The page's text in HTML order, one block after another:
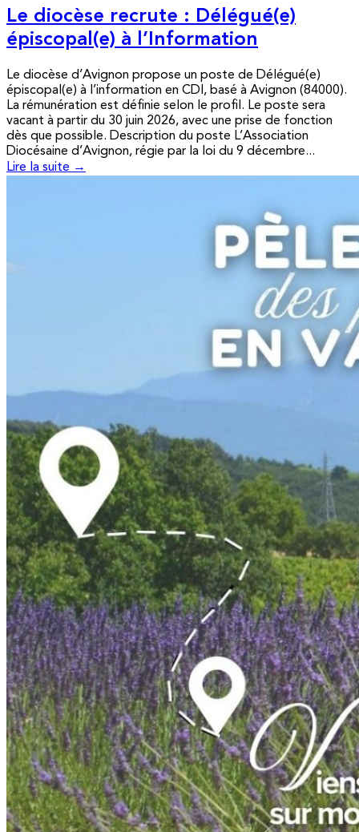
Le diocèse recrute : Délégué(e)
épiscopal(e) à l’Information
Le diocèse d’Avignon propose un poste de Délégué(e)
épiscopal(e) à l’information en CDI, basé à Avignon (84000).
La rémunération est définie selon le profil. Le poste sera
vacant à partir du 30 juin 2026, avec une prise de fonction
dès que possible. Description du poste L’Association
Diocésaine d’Avignon, régie par la loi du 9 décembre...
Lire la suite →